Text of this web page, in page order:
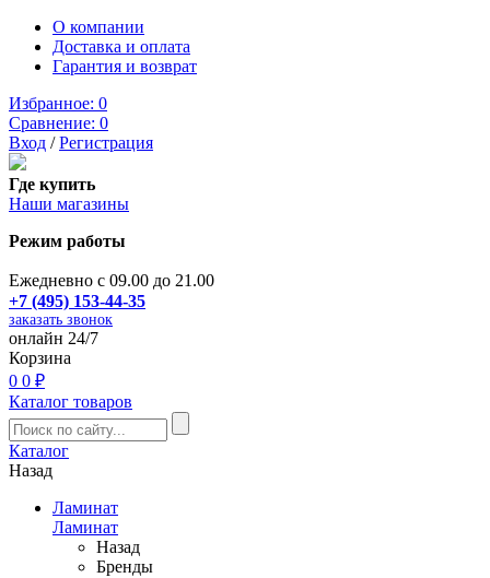
О компании
Доставка и оплата
Гарантия и возврат
Избранное: 0
Сравнение: 0
Вход /Регистрация
Где купить
Наши магазины
Режим работы
Ежедневно с 09.00 до 21.00
+7 (495) 153-44-35
заказать звонок
онлайн 24/7
Корзина
0 0 ₽
Каталог товаров
Каталог
Назад
Ламинат
Ламинат
Назад
Бренды